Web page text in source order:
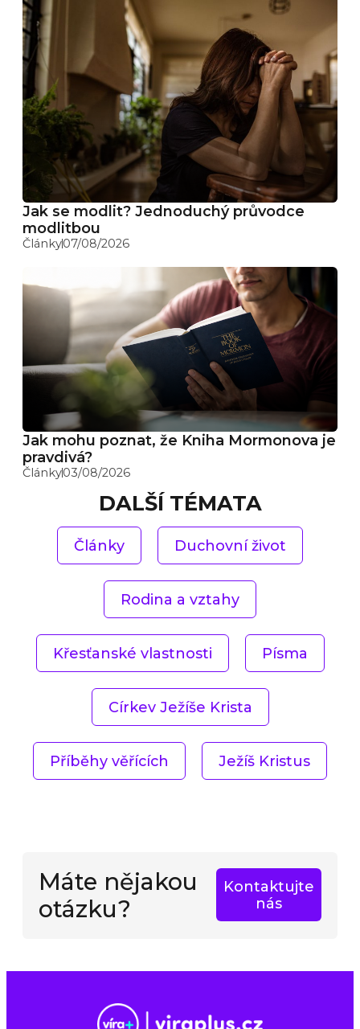
Jak se modlit? Jednoduchý průvodce
modlitbou
Články07/08/2026
Jak mohu poznat, že Kniha Mormonova je
pravdivá?
Články03/08/2026
DALŠÍ TÉMATA
Články Duchovní život
Rodina a vztahy
Křesťanské vlastnosti Písma
Církev Ježíše Krista
Příběhy věřících Ježíš Kristus
Máte nějakou
otázku?
Kontaktujte
nás